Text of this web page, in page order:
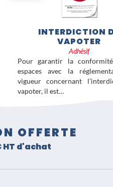
INTERDICTION
VAPOTER
Adhésif
Pour garantir la
espaces avec la
vigueur concernant
vapoter, il est…
OFFERTE
HT d'achat